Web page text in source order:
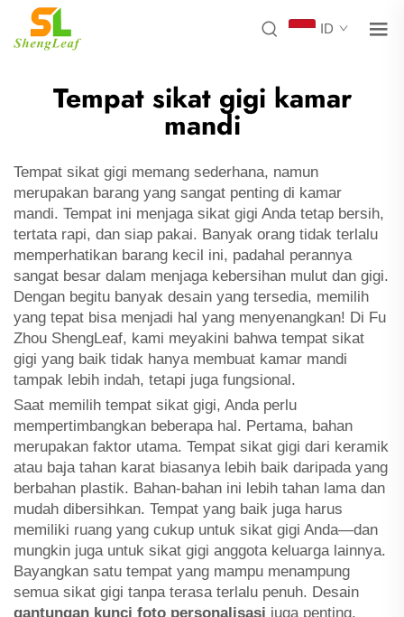
ID
Tempat sikat gigi kamar
mandi
Tempat sikat gigi memang sederhana, namun
merupakan barang yang sangat penting di kamar
mandi. Tempat ini menjaga sikat gigi Anda tetap bersih,
tertata rapi, dan siap pakai. Banyak orang tidak terlalu
memperhatikan barang kecil ini, padahal perannya
sangat besar dalam menjaga kebersihan mulut dan gigi.
Dengan begitu banyak desain yang tersedia, memilih
yang tepat bisa menjadi hal yang menyenangkan! Di Fu
Zhou ShengLeaf, kami meyakini bahwa tempat sikat
gigi yang baik tidak hanya membuat kamar mandi
tampak lebih indah, tetapi juga fungsional.
Saat memilih tempat sikat gigi, Anda perlu
mempertimbangkan beberapa hal. Pertama, bahan
merupakan faktor utama. Tempat sikat gigi dari keramik
atau baja tahan karat biasanya lebih baik daripada yang
berbahan plastik. Bahan-bahan ini lebih tahan lama dan
mudah dibersihkan. Tempat yang baik juga harus
memiliki ruang yang cukup untuk sikat gigi Anda—dan
mungkin juga untuk sikat gigi anggota keluarga lainnya.
Bayangkan satu tempat yang mampu menampung
semua sikat gigi tanpa terasa terlalu penuh. Desain
gantungan kunci foto personalisasi juga penting.